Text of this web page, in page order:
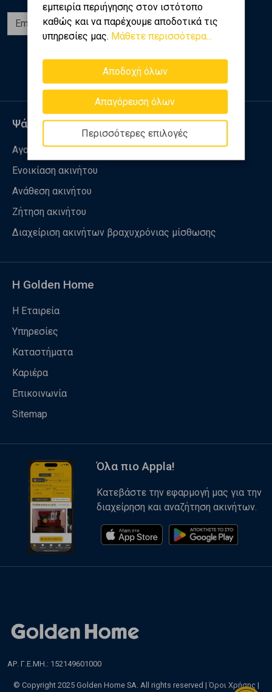
εμπειρία περιήγησης στον ιστότοπο
καθώς και να παρέχουμε αποδοτικά τις
υπηρεσίες μας. Μάθετε περισσότερα...
Αποδοχή όλων
Απαγόρευση όλων
Περισσότερες επιλογές
Εγγραφή
Ψάχνω για
Αγορά ακινήτου
Ενοικίαση ακινήτου
Ανάθεση ακινήτου
Ζήτηση ακινήτου
Διαχείριση ακινήτων βραχυχρόνιας μίσθωσης
Η Golden Home
Η Εταιρεία
Υπηρεσίες
Καταστήματα
Καριέρα
Επικοινωνία
Sitemap
Όλα πιο Appla!
Κατεβάστε την εφαρμογή μας για την
διαχείρηση και αναζήτηση ακινήτων.
ΑΡ. Γ.Ε.ΜΗ.: 152149601000
© Copyright 2025 Golden Home SA. All rights reserved | Όροι Χρήσης |